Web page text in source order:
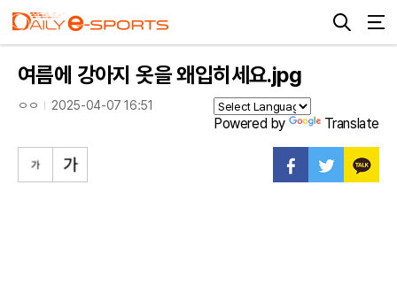
여름에 강아지 옷을 왜입히세요.jpg
ㅇㅇ 2025-04-07 16:51
Powered by Translate